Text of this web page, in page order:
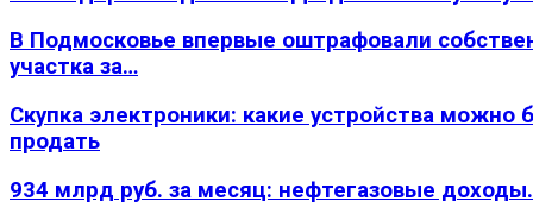
В Подмосковье впервые оштрафовали
участка за…
Скупка электроники: какие устройства можно
продать
934 млрд руб. за месяц: нефтегазовые